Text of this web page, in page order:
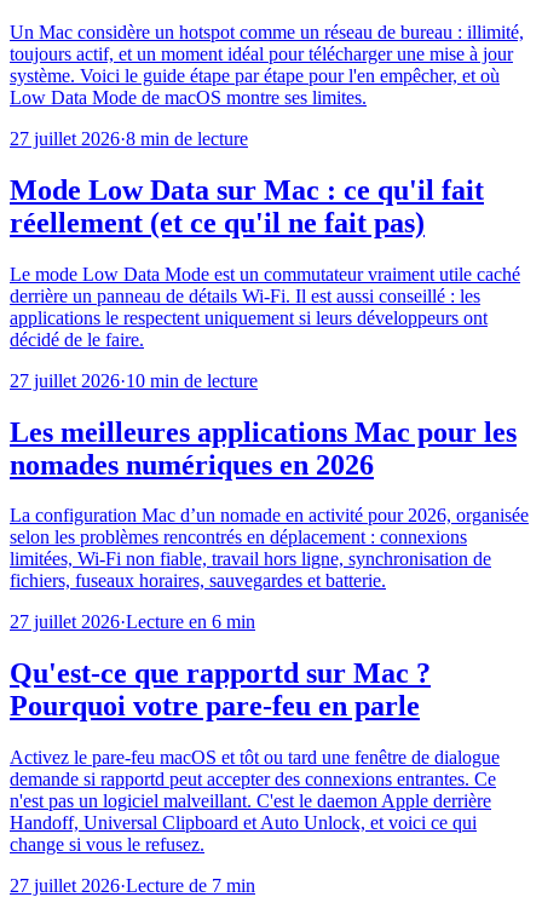
Un Mac considère un hotspot comme un réseau de bureau : illimité,
toujours actif, et un moment idéal pour télécharger une mise à jour
système. Voici le guide étape par étape pour l'en empêcher, et où
Low Data Mode de macOS montre ses limites.
27 juillet 2026·8 min de lecture
Mode Low Data sur Mac : ce qu'il fait
réellement (et ce qu'il ne fait pas)
Le mode Low Data Mode est un commutateur vraiment utile caché
derrière un panneau de détails Wi-Fi. Il est aussi conseillé : les
applications le respectent uniquement si leurs développeurs ont
décidé de le faire.
27 juillet 2026·10 min de lecture
Les meilleures applications Mac pour les
nomades numériques en 2026
La configuration Mac d’un nomade en activité pour 2026, organisée
selon les problèmes rencontrés en déplacement : connexions
limitées, Wi-Fi non fiable, travail hors ligne, synchronisation de
fichiers, fuseaux horaires, sauvegardes et batterie.
27 juillet 2026·Lecture en 6 min
Qu'est-ce que rapportd sur Mac ?
Pourquoi votre pare-feu en parle
Activez le pare-feu macOS et tôt ou tard une fenêtre de dialogue
demande si rapportd peut accepter des connexions entrantes. Ce
n'est pas un logiciel malveillant. C'est le daemon Apple derrière
Handoff, Universal Clipboard et Auto Unlock, et voici ce qui
change si vous le refusez.
27 juillet 2026·Lecture de 7 min